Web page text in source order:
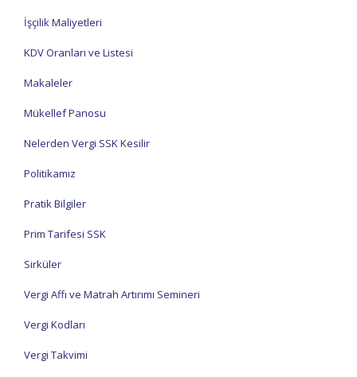
İşçilik Maliyetleri
KDV Oranları ve Listesi
Makaleler
Mükellef Panosu
Nelerden Vergi SSK Kesilir
Politikamız
Pratik Bilgiler
Prim Tarifesi SSK
Sirküler
Vergi Affı ve Matrah Artırımı Semineri
Vergi Kodları
Vergi Takvimi